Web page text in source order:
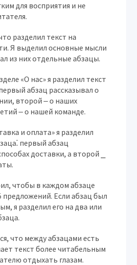
для восприятия и не
разделил текст на
Я выделил основные мысли
из них отдельные абзацы.
«О нас» я разделил текст
абзац рассказывал о
второй ‒ о наших
‒ о нашей команде.
и оплата» я разделил
первый абзац
доставки, а второй ⎯
чтобы в каждом абзаце
предложений. Если абзац был
я разделил его на два или
что между абзацами есть
текст более читабельным
отдыхать глазам.